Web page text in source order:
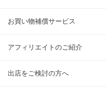
お買い物補償サービス
アフィリエイトのご紹介
出店をご検討の方へ